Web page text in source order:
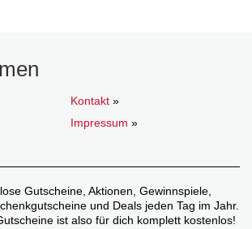
Kontakt »
Impressum »
Gutscheine, Aktionen, Gewinnspiele,
und Deals jeden Tag im Jahr.
ist also für dich komplett kostenlos!